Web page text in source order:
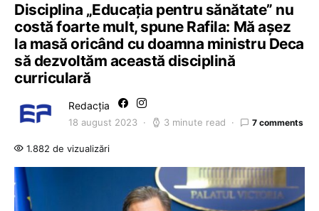
Disciplina „Educația pentru sănătate” nu
costă foarte mult, spune Rafila: Mă aşez
la masă oricând cu doamna ministru Deca
să dezvoltăm această disciplină
curriculară
Redacția
18 august 2023 3 minute read 7 comments
1.882 de vizualizări